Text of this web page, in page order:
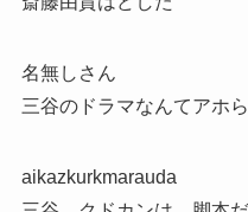
名無しさん
三谷のドラマなんてアホ
aikazkurkmarauda